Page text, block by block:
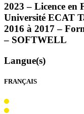
2023 – Licence en
Université ECAT
2016 à 2017 –
– SOFTWELL
Langue(s)
FRANÇAIS